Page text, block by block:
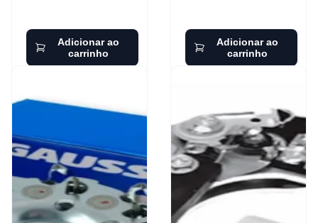
Adicionar ao
carrinho
Adicionar ao
carrinho